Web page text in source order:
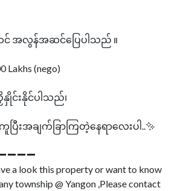
ကင် အလွန်အဆင်‌ပြေပါသည် ။
Lakhs (nego)
းနိုင်ပါသည်၊
ြီးအချက်ခြာကြတဲ့နေရာလေးပါ..✨
a look this property or want to know
township @ Yangon ,Please contact